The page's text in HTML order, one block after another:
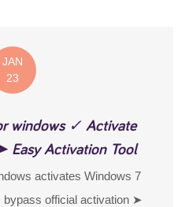
JAN
23
windows ✓ Activate
Easy Activation Tool
activates Windows 7
official activation ➤